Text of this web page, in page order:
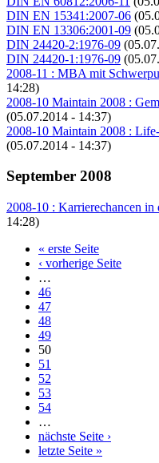
DIN EN 15341:2007-06
DIN EN 13306:2001-09
DIN 24420-2:1976-09
DIN 24420-1:1976-09
2008-11 : MBA mit
14:28)
2008-10 Maintain 2008 :
(05.07.2014 - 14:37)
2008-10 Maintain 2008 :
(05.07.2014 - 14:37)
September 2008
2008-10 : Karrierechancen in
14:28)
Seiten« erste Seite
‹ vorherige Seite
…
46
47
48
49
50
51
52
53
54
…
nächste Seite ›
letzte Seite »